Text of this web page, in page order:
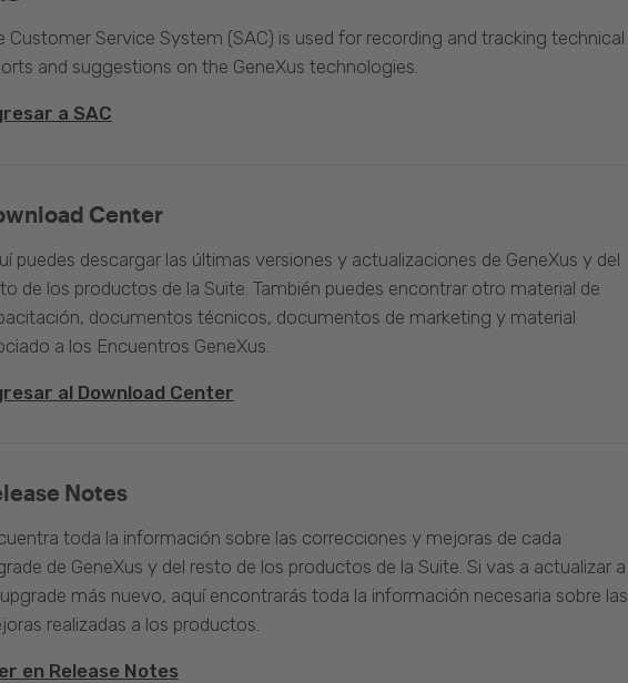
Customer Service System (SAC) is used for recording and tracking technical
and suggestions on the GeneXus technologies.
a SAC
Center
puedes descargar las últimas versiones y actualizaciones de GeneXus y del
de los productos de la Suite. También puedes encontrar otro material de
documentos técnicos, documentos de marketing y material
a los Encuentros GeneXus.
al Download Center
Notes
toda la información sobre las correcciones y mejoras de cada
de GeneXus y del resto de los productos de la Suite. Si vas a actualizar a
más nuevo, aquí encontrarás toda la información necesaria sobre las
realizadas a los productos.
en Release Notes